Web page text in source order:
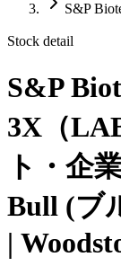
S&P
Stock detail
S&P
3X（
ト・企
Bull (ブ
|